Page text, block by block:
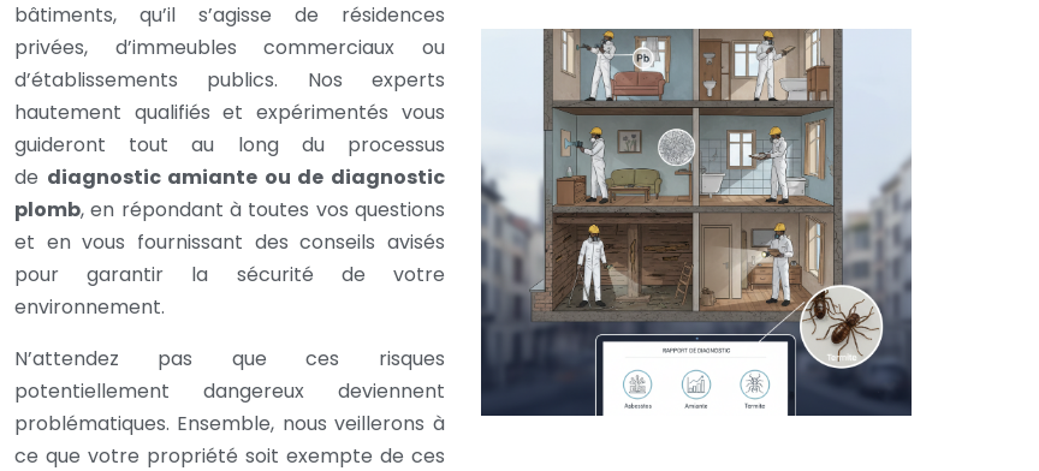
bâtiments, qu’il s’agisse de résidences
privées, d’immeubles commerciaux ou
d’établissements publics. Nos experts
hautement qualifiés et expérimentés vous
guideront tout au long du processus
de diagnostic amiante ou de diagnostic
plomb, en répondant à toutes vos questions
et en vous fournissant des conseils avisés
pour garantir la sécurité de votre
environnement.
N’attendez pas que ces risques
potentiellement dangereux deviennent
problématiques. Ensemble, nous veillerons à
ce que votre propriété soit exempte de ces